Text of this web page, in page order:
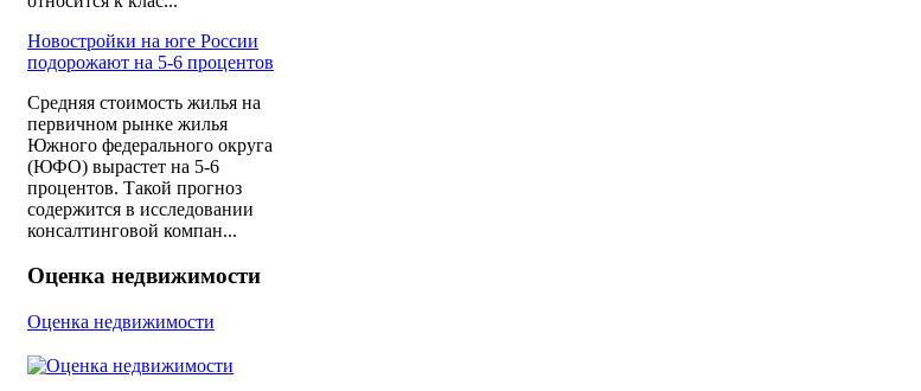
Новостройки на юге России
подорожают на 5-6 процентов
Средняя стоимость жилья на
первичном рынке жилья
Южного федерального округа
(ЮФО) вырастет на 5-6
процентов. Такой прогноз
содержится в исследовании
консалтинговой компан...
Оценка недвижимости
Оценка недвижимости